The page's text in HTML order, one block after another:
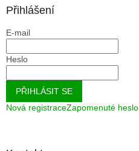
Přihlášení
E-mail
Heslo
PŘIHLÁSIT SE
Nová registraceZapomenuté heslo